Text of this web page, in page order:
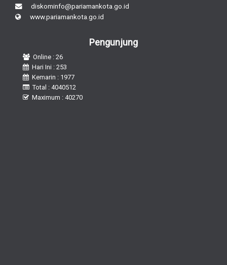
diskominfo@pariamankota.go.id
www.pariamankota.go.id
Pengunjung
Online : 26
Hari Ini : 253
Kemarin : 1977
Total : 4040512
Maximum : 40270